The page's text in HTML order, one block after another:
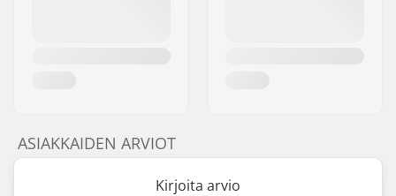
ASIAKKAIDEN ARVIOT
Kirjoita arvio